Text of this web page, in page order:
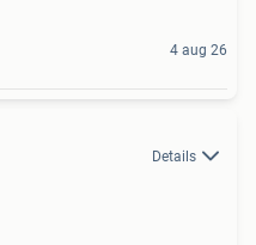
4 aug 26
Details